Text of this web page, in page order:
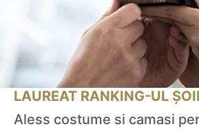
LAUREAT RANKING-UL
Aless costume si camasi